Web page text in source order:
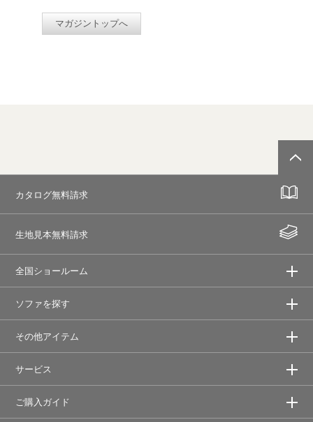
マガジントップへ
カタログ無料請求
生地見本無料請求
全国ショールーム
ソファを探す
その他アイテム
サービス
ご購入ガイド